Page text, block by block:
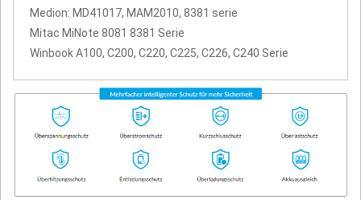
Medion: MD41017, MAM2010, 8381 serie
Mitac MiNote 8081 8381 Serie
Winbook A100, C200, C220, C225, C226, C240 Serie